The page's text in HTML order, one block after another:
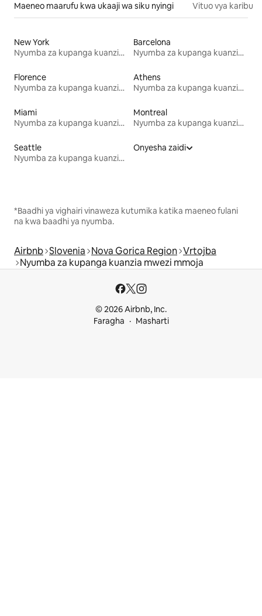
Maeneo maarufu kwa ukaaji wa siku nyingi Vituo vya karibu
New York
Nyumba za kupanga kuanzia mwezi mmoja
Barcelona
Nyumba za kupanga kuanzia mwezi mmoja
Florence
Nyumba za kupanga kuanzia mwezi mmoja
Athens
Nyumba za kupanga kuanzia mwezi mmoja
Miami
Nyumba za kupanga kuanzia mwezi mmoja
Montreal
Nyumba za kupanga kuanzia mwezi mmoja
Seattle
Nyumba za kupanga kuanzia mwezi mmoja
Onyesha zaidi
*Baadhi ya vighairi vinaweza kutumika katika maeneo fulani
na kwa baadhi ya nyumba.
Airbnb Slovenia Nova Gorica Region Vrtojba
Nyumba za kupanga kuanzia mwezi mmoja
© 2026 Airbnb, Inc.
Faragha
Masharti